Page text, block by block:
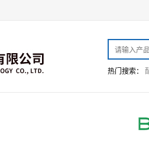
热门搜索：